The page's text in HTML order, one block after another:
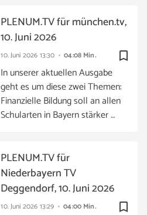
bookmark_border
10. Juni 2026 13:30 04:08 Min.
PLENUM.TV für münchen.tv,
10. Juni 2026
In unserer aktuellen Ausgabe
geht es um diese zwei Themen:
Finanzielle Bildung soll an allen
Schularten in Bayern stärker …
bookmark_border
10. Juni 2026 13:29 04:00 Min.
PLENUM.TV für
Niederbayern TV
Deggendorf, 10. Juni 2026